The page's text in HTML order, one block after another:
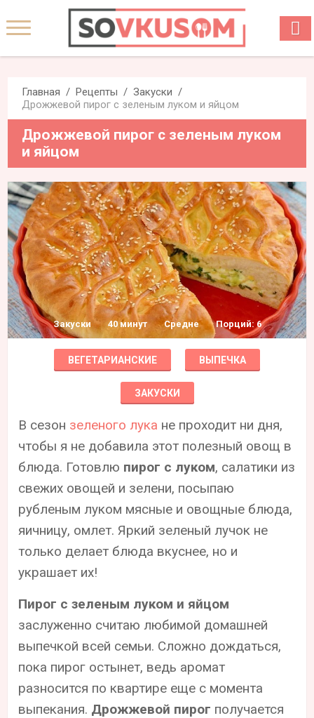
Главная Рецепты
Закуски
Дрожжевой пирог с зеленым луком и яйцом
Дрожжевой пирог с зеленым луком
и яйцом
Закуски 40 минут Средне Порций: 6
ВЕГЕТАРИАНСКИЕ ВЫПЕЧКА
ЗАКУСКИ
В сезон зеленого лука не проходит ни дня,
чтобы я не добавила этот полезный овощ в
блюда. Готовлю пирог с луком, салатики из
свежих овощей и зелени, посыпаю
рубленым луком мясные и овощные блюда,
яичницу, омлет. Яркий зеленый лучок не
только делает блюда вкуснее, но и
украшает их!
Пирог с зеленым луком и яйцом
заслуженно считаю любимой домашней
выпечкой всей семьи. Сложно дождаться,
пока пирог остынет, ведь аромат
разносится по квартире еще с момента
выпекания. Дрожжевой пирог получается